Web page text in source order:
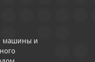
машины и